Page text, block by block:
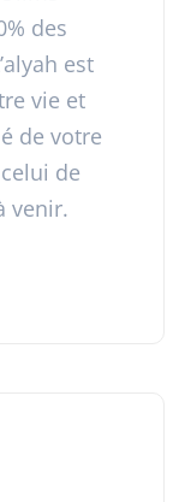
des
est
vie et
de votre
de
venir.